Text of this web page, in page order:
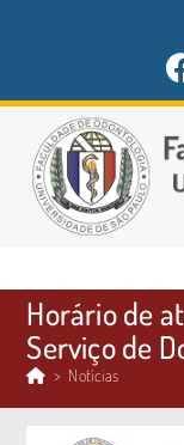
Horário de
Serviço de
> Notícias